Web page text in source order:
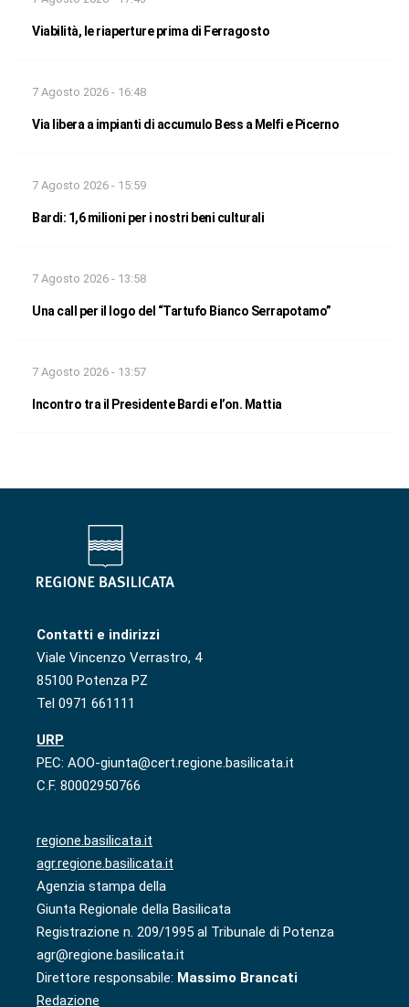
Viabilità, le riaperture prima di Ferragosto
7 Agosto 2026 - 16:48
Via libera a impianti di accumulo Bess a Melfi e Picerno
7 Agosto 2026 - 15:59
Bardi: 1,6 milioni per i nostri beni culturali
7 Agosto 2026 - 13:58
Una call per il logo del “Tartufo Bianco Serrapotamo”
7 Agosto 2026 - 13:57
Incontro tra il Presidente Bardi e l’on. Mattia
Contatti e indirizzi
Viale Vincenzo Verrastro, 4
85100 Potenza PZ
Tel 0971 661111
URP
PEC: AOO-giunta@cert.regione.basilicata.it
C.F. 80002950766
regione.basilicata.it
agr.regione.basilicata.it
Agenzia stampa della
Giunta Regionale della Basilicata
Registrazione n. 209/1995 al Tribunale di Potenza
agr@regione.basilicata.it
Direttore responsabile: Massimo Brancati
Redazione